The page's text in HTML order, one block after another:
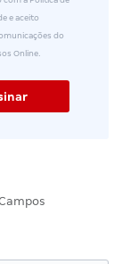
e aceito
do
Online.